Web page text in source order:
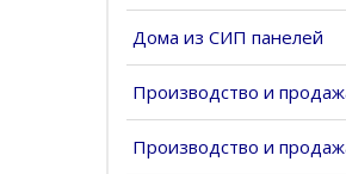
Дома из СИП панелей
Производство и
Производство и